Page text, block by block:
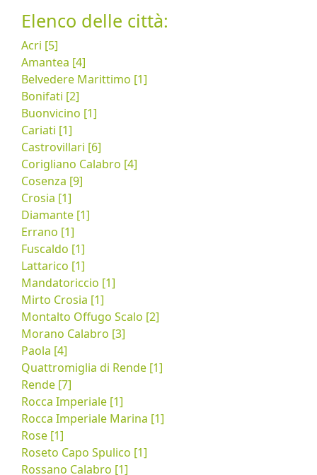
Elenco delle città:
Acri [5]
Amantea [4]
Belvedere Marittimo [1]
Bonifati [2]
Buonvicino [1]
Cariati [1]
Castrovillari [6]
Corigliano Calabro [4]
Cosenza [9]
Crosia [1]
Diamante [1]
Errano [1]
Fuscaldo [1]
Lattarico [1]
Mandatoriccio [1]
Mirto Crosia [1]
Montalto Offugo Scalo [2]
Morano Calabro [3]
Paola [4]
Quattromiglia di Rende [1]
Rende [7]
Rocca Imperiale [1]
Rocca Imperiale Marina [1]
Rose [1]
Roseto Capo Spulico [1]
Rossano Calabro [1]